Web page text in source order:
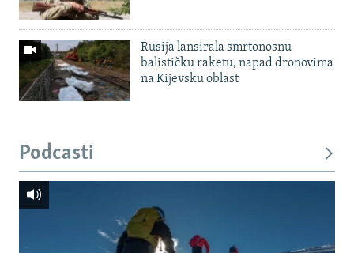
Rusija lansirala smrtonosnu
balističku raketu, napad dronovima
na Kijevsku oblast
Podcasti